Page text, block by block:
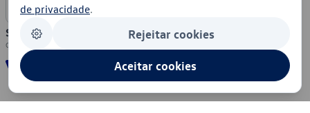
Segurança
de privacidade.
Rejeitar cookies
Aceitar cookies